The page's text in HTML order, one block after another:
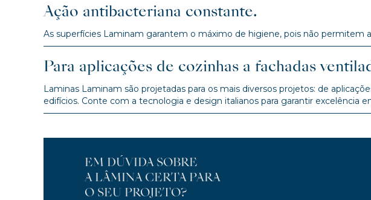
Ação antibacteriana constante.
As superfícies Laminam garantem o máximo de higiene, pois não permitem
Para aplicações de cozinhas a fachadas
Laminas Laminam são projetadas para os mais diversos projetos: de
edifícios. Conte com a tecnologia e design italianos para garantir excelência
EM DÚVIDA SOBRE
A LÂMINA CERTA PARA
O SEU PROJETO?